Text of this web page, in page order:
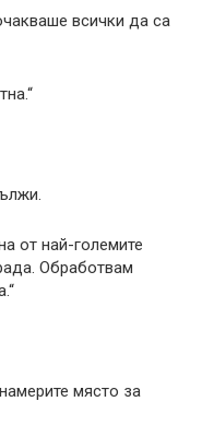
всички да са
от най-големите
Обработвам
място за